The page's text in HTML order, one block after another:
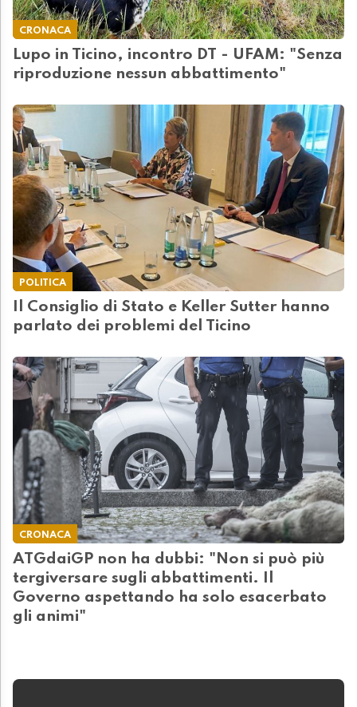
CRONACA
Lupo in Ticino, incontro DT - UFAM: "Senza
riproduzione nessun abbattimento"
POLITICA
Il Consiglio di Stato e Keller Sutter hanno
parlato dei problemi del Ticino
CRONACA
ATGdaiGP non ha dubbi: "Non si può più
tergiversare sugli abbattimenti. Il
Governo aspettando ha solo esacerbato
gli animi"